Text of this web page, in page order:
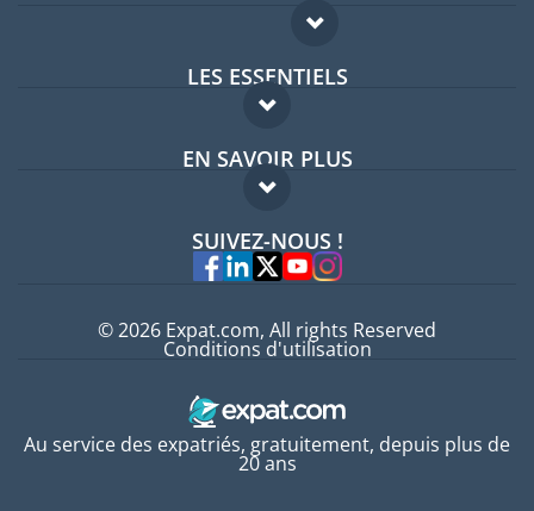
LES ESSENTIELS
Forum expatriés
Guides pays
EN SAVOIR PLUS
FAQ
Experts
SUIVEZ-NOUS !
Au service des expatriés, gratuitement, depuis plus de
20 ans
© 2026 Expat.com, All rights Reserved
Conditions d'utilisation